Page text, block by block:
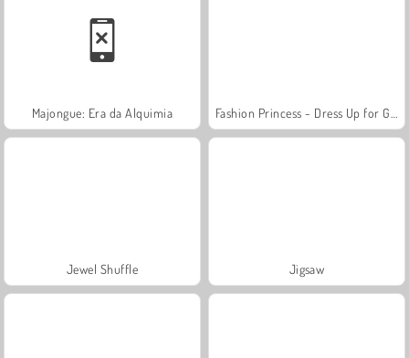
Majongue: Era da Alquimia
Jewel Shuffle Jigsaw